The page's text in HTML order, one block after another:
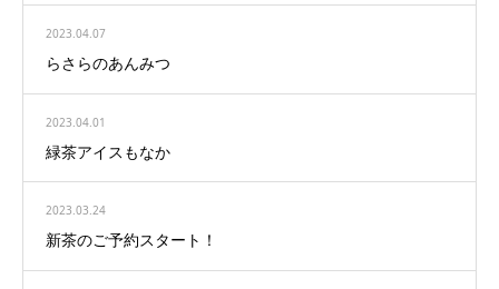
2023.04.07
らさらのあんみつ
2023.04.01
緑茶アイスもなか
2023.03.24
新茶のご予約スタート！